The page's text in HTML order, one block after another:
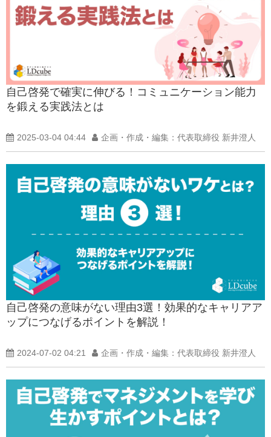
自己啓発で確実に伸びる！コミュニケーション能力
を鍛える実践法とは
2025-03-04 04:44 企画・作成・編集：代表取締役 新井澄人
自己啓発の意味がない理由3選！効果的なキャリアア
ップにつなげるポイントを解説！
2024-07-02 04:21 企画・作成・編集：代表取締役 新井澄人